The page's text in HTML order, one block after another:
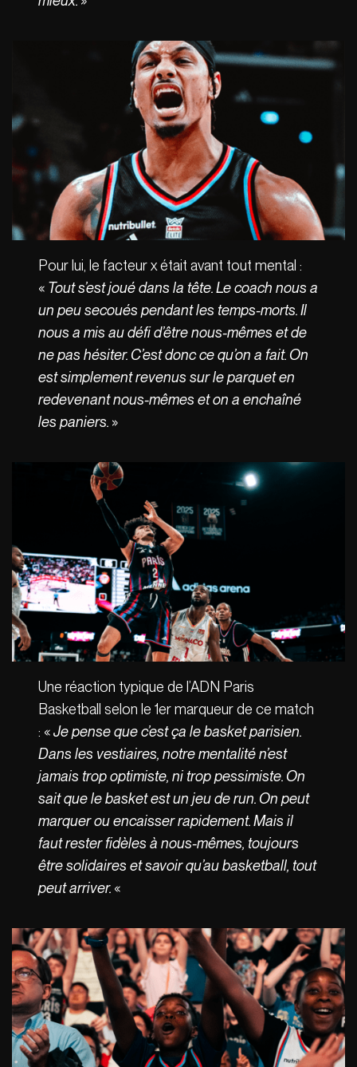
Pour lui, le facteur x était avant tout mental :
« Tout s’est joué dans la tête. Le coach nous a
un peu secoués pendant les temps-morts. Il
nous a mis au défi d’être nous-mêmes et de
ne pas hésiter. C’est donc ce qu’on a fait. On
est simplement revenus sur le parquet en
redevenant nous-mêmes et on a enchaîné
les paniers. »
Une réaction typique de l’ADN Paris
Basketball selon le 1er marqueur de ce match
: «Je pense que c’est ça le basket parisien.
Dans les vestiaires, notre mentalité n’est
jamais trop optimiste, ni trop pessimiste. On
sait que le basket est un jeu de run. On peut
marquer ou encaisser rapidement. Mais il
faut rester fidèles à nous-mêmes, toujours
être solidaires et savoir qu’au basketball, tout
peut arriver. «